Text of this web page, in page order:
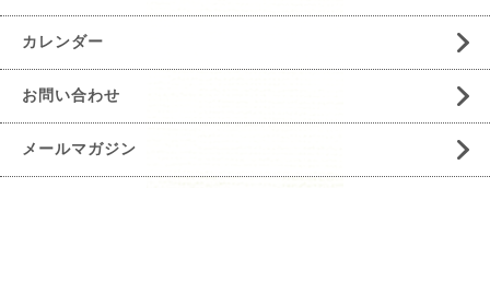
カレンダー
お問い合わせ
メールマガジン